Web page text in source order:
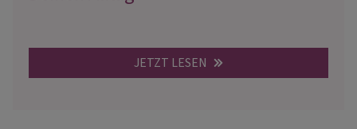
JETZT LESEN